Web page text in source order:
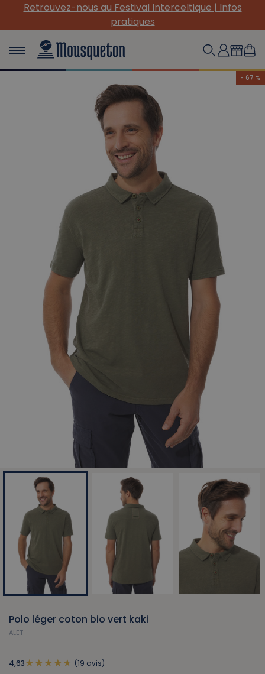
Retrouvez-nous au Festival Interceltique | Infos
pratiques
Polo léger coton bio vert kaki
ALET
4,63 (19 avis)
- 67 %